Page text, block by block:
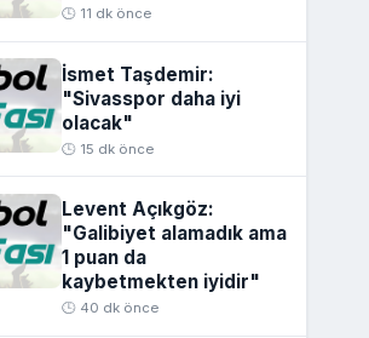
🕒 11 dk önce
İsmet Taşdemir:
"Sivasspor daha iyi
olacak"
🕒 15 dk önce
Levent Açıkgöz:
"Galibiyet alamadık ama
1 puan da
kaybetmekten iyidir"
🕒 40 dk önce